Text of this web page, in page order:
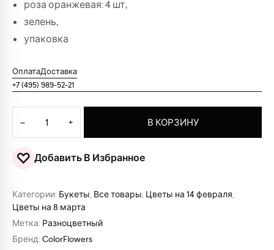
роза оранжевая: 4 шт,
зелень,
упаковка
ОплатаДоставка
+7 (495) 989-52-21
− + В КОРЗИНУ
♡ Добавить В Избранное
Категории: Букеты, Все товары, Цветы на 14 февраля,
Цветы на 8 марта
Метка: Разноцветный
Бренд: ColorFlowers